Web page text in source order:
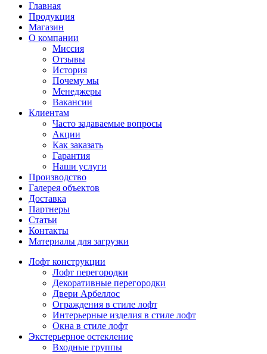
Главная
Продукция
Магазин
О компании
Миссия
Отзывы
История
Почему мы
Менеджеры
Вакансии
Клиентам
Часто задаваемые вопросы
Акции
Как заказать
Гарантия
Наши услуги
Производство
Галерея объектов
Доставка
Партнеры
Статьи
Контакты
Материалы для загрузки
Лофт конструкции
Лофт перегородки
Декоративные перегородки
Двери Арбеллос
Ограждения в стиле лофт
Интерьерные изделия в стиле лофт
Окна в стиле лофт
Экстерьерное остекление
Входные группы